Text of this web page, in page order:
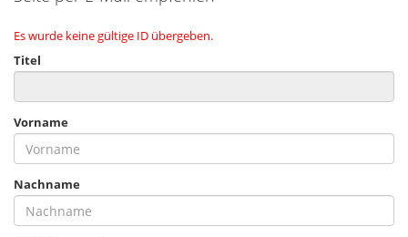
Es wurde keine gültige ID übergeben.
Titel
Vorname
Nachname